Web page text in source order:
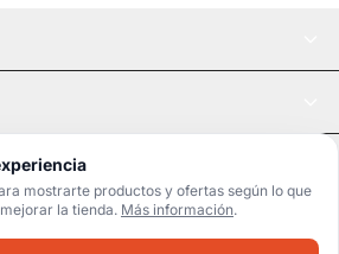
mostrarte productos y ofertas según lo que
la tienda. Más información.
SSL / Datos protegidos